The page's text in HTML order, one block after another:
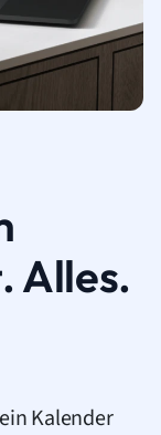
Alles.
Kalender